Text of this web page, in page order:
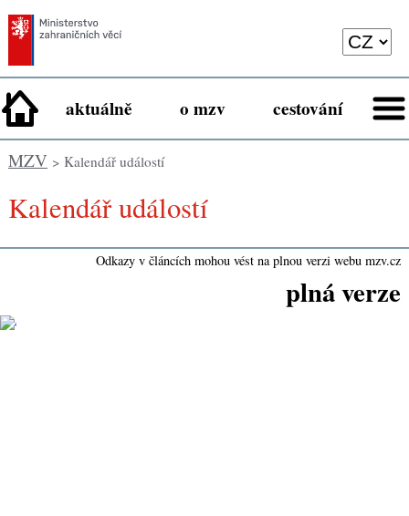
aktuálně o mzv cestování
MZV> Kalendář událostí
Kalendář událostí
Odkazy v článcích mohou vést na plnou verzi webu mzv.cz
plná verze